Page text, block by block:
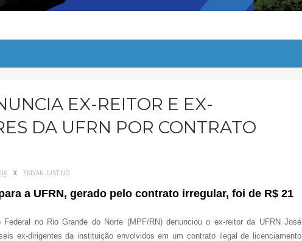
EX-REITOR E EX-
DA UFRN POR CONTRATO
X ERIVAN JUSTINO
a UFRN, gerado pelo contrato irregular, foi de R$ 21
Federal no Rio Grande do Norte (MPF/RN) denunciou o ex-reitor da UFRN José
ex-dirigentes da instituição envolvidos em um contrato ilegal de licenciamento